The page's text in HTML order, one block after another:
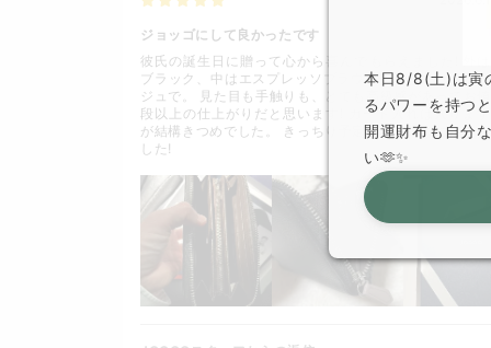
ジョッゴにして良かったです
彼氏の誕生日に贈って心から喜んでもらえました! 外は
ブラック、中はエスプレッソブラウン、引き手はグレー
ジュで。 見た目も手触りも、とても高級感があってお値
段以上の仕上がりだと思います! カード入れは入ります
が結構きつめでした。 きっちり予定到着日通りに届きま
した!
本日8/8(土)は寅
るパワーを持つ
開運財布も自分
い🫶✨